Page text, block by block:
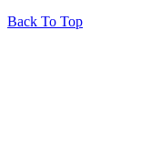
Back To Top